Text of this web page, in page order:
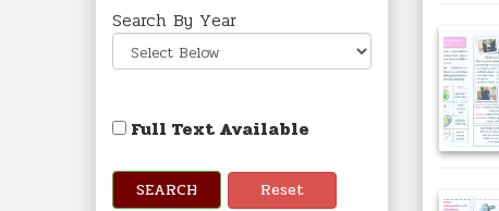
Search By Year
Full Text Available
SEARCH Reset